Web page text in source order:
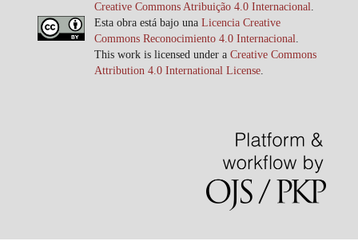
Creative Commons Atribuição 4.0 Internacional.
Esta obra está bajo una Licencia Creative
Commons Reconocimiento 4.0 Internacional.
This work is licensed under a Creative Commons
Attribution 4.0 International License.